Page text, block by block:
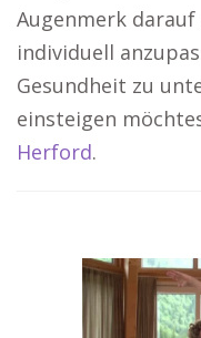
Augenmerk
individuell
Gesundheit zu
einsteigen
Herford.